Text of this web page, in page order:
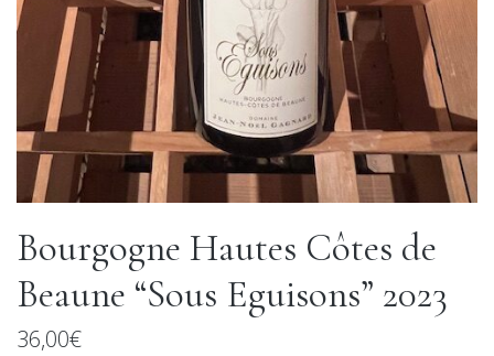
Bourgogne Hautes Côtes de
Beaune “Sous Eguisons” 2023
36,00€